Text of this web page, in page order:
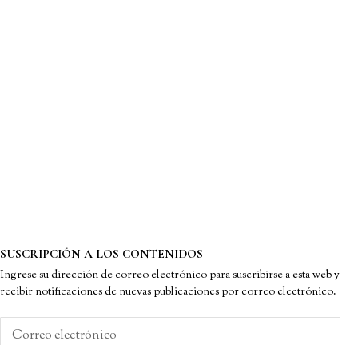
SUSCRIPCIÓN A LOS CONTENIDOS
Ingrese su dirección de correo electrónico para suscribirse a esta web y
recibir notificaciones de nuevas publicaciones por correo electrónico.
electrónico